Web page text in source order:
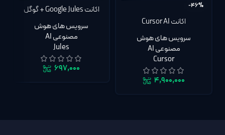
-46%
اکانت Cursor AI
سرویس های هوش
مصنوعی AI
Cursor
۴,۹۰۰,۰۰۰
اکانت Google Jules + گوگل
جمینی Google Gemini 3
Pro روی ایمیل شما | گارانتی
تا روز آخر اشتراک
سرویس های هوش
مصنوعی AI
Jules
۶۹۷,۰۰۰